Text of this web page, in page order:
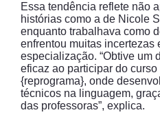
Essa tendência reflete não
histórias como a de Nicole
enquanto trabalhava como
enfrentou muitas incertezas
especialização. “Obtive um
eficaz ao participar do
{reprograma}, onde
técnicos na linguagem,
das professoras”, explica.